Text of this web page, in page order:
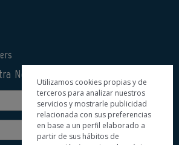
Newsletter
Utilizamos cookies propias y de
terceros para analizar nuestros
servicios y mostrarle publicidad
relacionada con sus preferencias
en base a un perfil elaborado a
partir de sus hábitos de